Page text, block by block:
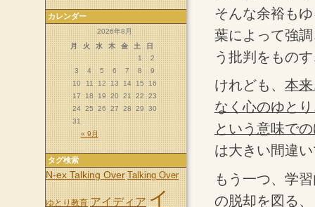
そんな余裕も
葉によって強
う批判をもの
けれども、 本
なく心のゆと
という意味で
は大きい間違
もう一つ、学
の脱却を図る
カレンダー
2026年8月
月
火 水 木 金 土 日
« 9月
1
2
3
4 5 6 7 8
9
10
11 12 13 14 15
16
17
18 19 20 21 22
23
24
25 26 27 28 29
30
31
タグ検索
N-ex Talking Over Talking Over
ゆとり教育 アイディア イ